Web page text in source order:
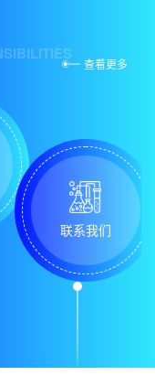
查看更多
联系我们